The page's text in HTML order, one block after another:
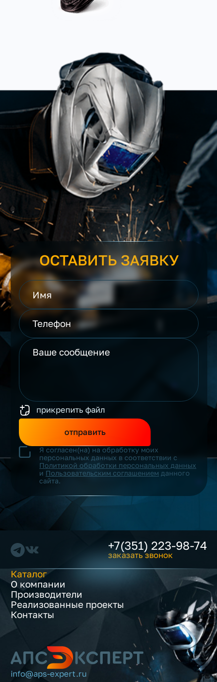
ОСТАВИТЬ ЗАЯВКУ
прикрепить файл
отправить
Я согласен(на) на обработку моих
персональных данных в соответствии с
Политикой обработки персональных данных
и Пользовательским соглашением данного
сайта.
+7(351) 223-98-74
заказать звонок
Каталог
О компании
Производители
Реализованные проекты
Контакты
info@aps-expert.ru